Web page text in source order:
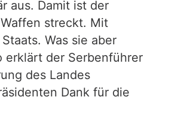
aus. Damit ist der
streckt. Mit
Was sie aber
erklärt der Serbenführer
des Landes
Dank für die